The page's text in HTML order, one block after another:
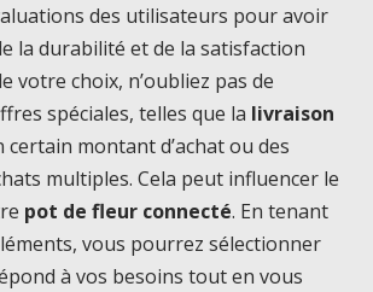
des utilisateurs pour avoir
la durabilité et de la satisfaction
votre choix, n’oubliez pas de
spéciales, telles que la livraison
certain montant d’achat ou des
multiples. Cela peut influencer le
pot de fleur connecté. En tenant
vous pourrez sélectionner
à vos besoins tout en vous